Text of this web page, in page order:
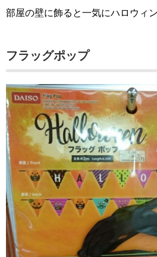
部屋の壁に飾ると一気にハロウィ
フラッグポップ